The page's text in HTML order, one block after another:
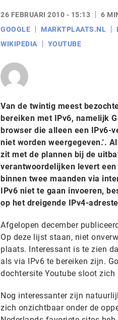
26 FEBRUARI 2010 - 15:13 6
GOOGLE
MARKTPLAATS.NL
WIKIPEDIA
YOUTUBE
Van de twintig meest
bereiken met IPv6, namelijk
browser die alleen een IPv6-
niet worden weergegeven.'.
zit met de plannen bij de
verantwoordelijken levert
binnen twee maanden via
IPv6 niet te gaan invoeren,
op het dreigende IPv4-
Afgelopen december
Op deze lijst staan, niet
plaats. Interessant is te zien
als via IPv6 te bereiken zijn.
dochtersite Youtube sloot
Nog interessanter zijn
zich onzichtbaar onder de